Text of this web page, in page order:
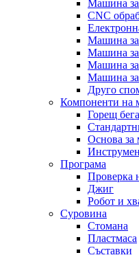
Машина
CNC
Машина за
Машина за
Машина за
Машина
Друго
Компоненти на
Горещ
Основа за
Програма
Проверка
Джиг
Робот и
Суровина
Стомана
Пластмаса
Съставки